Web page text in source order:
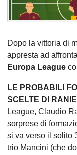
Dopo la vittoria di
appresta ad
Europa League
LE PROBABILI
SCELTE DI
League, Claudio
sorprese di
si va verso il solito
trio Mancini (che